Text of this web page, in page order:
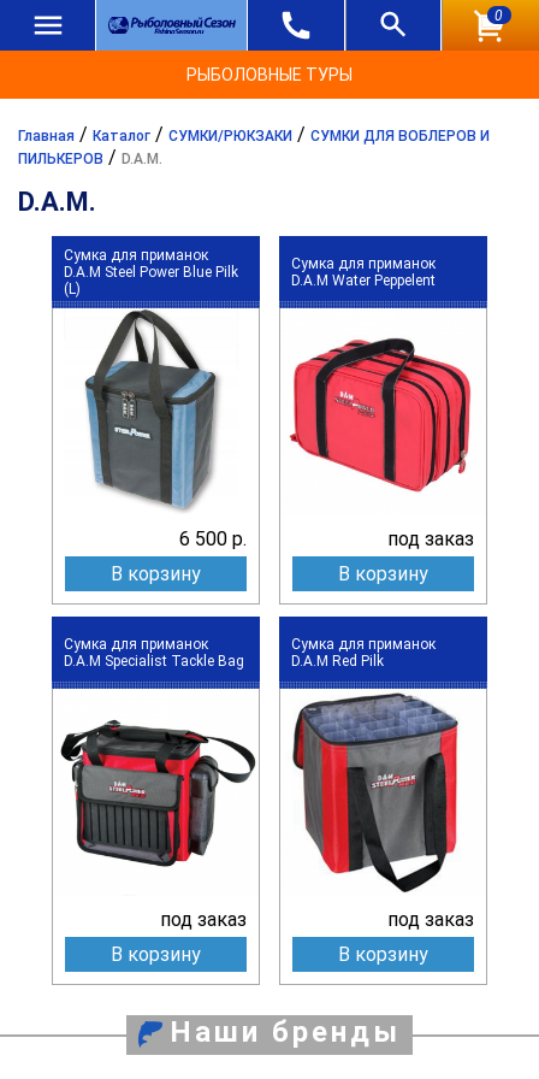
0
РЫБОЛОВНЫЕ ТУРЫ
Главная / Каталог / СУМКИ/РЮКЗАКИ / СУМКИ ДЛЯ ВОБЛЕРОВ И
ПИЛЬКЕРОВ / D.A.M.
D.A.M.
Сумка для приманок
D.A.M Steel Power Blue Pilk
(L)
6 500 р.
В корзину
Сумка для приманок
D.A.M Water Peppelent
под заказ
В корзину
Сумка для приманок
D.A.M Specialist Tackle Bag
под заказ
В корзину
Сумка для приманок
D.A.M Red Pilk
под заказ
В корзину
Наши бренды